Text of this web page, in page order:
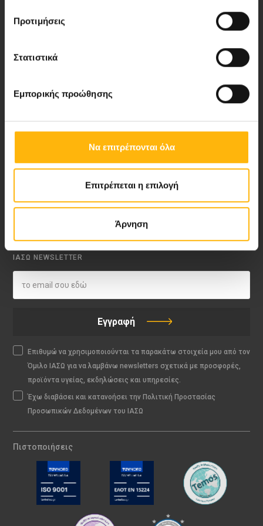
Προτιμήσεις
Στατιστικά
Εμπορικής προώθησης
Να επιτρέπονται όλα
Επιτρέπεται η επιλογή
Άρνηση
Video Gallery
ΙΑΣΩ NEWSLETTER
Εγγραφή
Επιθυμώ να χρησιμοποιούνται τα παρακάτω στοιχεία μου από τον
Όμιλο ΙΑΣΩ για να λαμβάνω newsletters σχετικά με προσφορές,
προϊόντα υγείας, εκδηλώσεις και υπηρεσίες.
Έχω διαβάσει και κατανοήσει την Πολιτική Προστασίας
Προσωπικών Δεδομένων του ΙΑΣΩ
Πιστοποιήσεις